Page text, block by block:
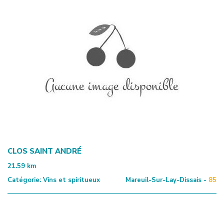
CLOS SAINT ANDRÉ
21.59 km
Catégorie: Vins et spiritueux Mareuil-Sur-Lay-Dissais - 85